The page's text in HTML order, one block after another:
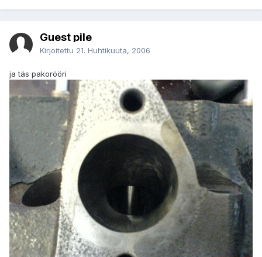
Guest pile
Kirjoitettu 21. Huhtikuuta, 2006
ja täs pakorööri